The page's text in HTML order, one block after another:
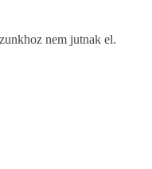
nem jutnak el.